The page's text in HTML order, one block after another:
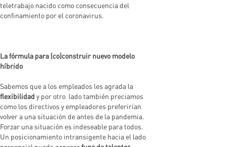
teletrabajo nacido como consecuencia del
confinamiento por el coronavirus.
La fórmula para (co)construir nuevo modelo
híbrido
Sabemos que a los empleados les agrada la
flexibilidad y por otro lado también preciamos
como los directivos y empleadores preferirían
volver a una situación de antes de la pandemia.
Forzar una situación es indeseable para todos.
Un posicionamiento intransigente hacia el lado